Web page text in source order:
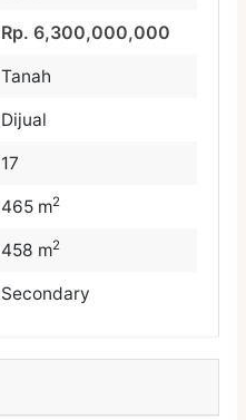
Rp. 6,300,000,000
Tanah
Dijual
17
465 m2
458 m2
Secondary